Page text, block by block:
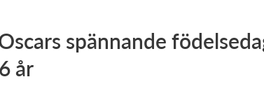
spännande
år